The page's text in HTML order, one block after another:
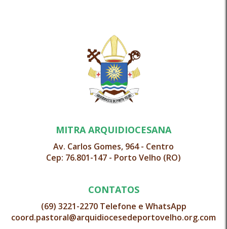
MITRA ARQUIDIOCESANA
Av. Carlos Gomes, 964 - Centro
Cep: 76.801-147 - Porto Velho (RO)
CONTATOS
(69) 3221-2270 Telefone e WhatsApp
coord.pastoral@arquidiocesedeportovelho.org.com